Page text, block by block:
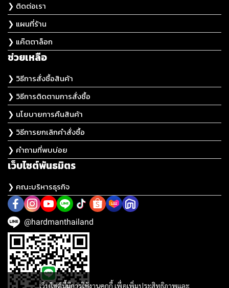
เว็บไซต์นี้มีการใช้งานคุกกี้ เพื่อเพิ่มประสิทธิภาพและ
❯ ติดต่อเรา
❯ แผนที่ร้าน
❯ แค๊ตตาล็อก
ช่วยเหลือ
❯ วิธีการสั่งซื้อสินค้า
❯ วิธีการติดตามการสั่งซื้อ
❯ นโยบายการคืนสินค้า
❯ วิธีการยกเลิกคำสั่งซื้อ
❯ คำถามที่พบบ่อย
เว็บไซต์พันธมิตร
❯ คณะบริหารธุรกิจ
@hardmanthailand